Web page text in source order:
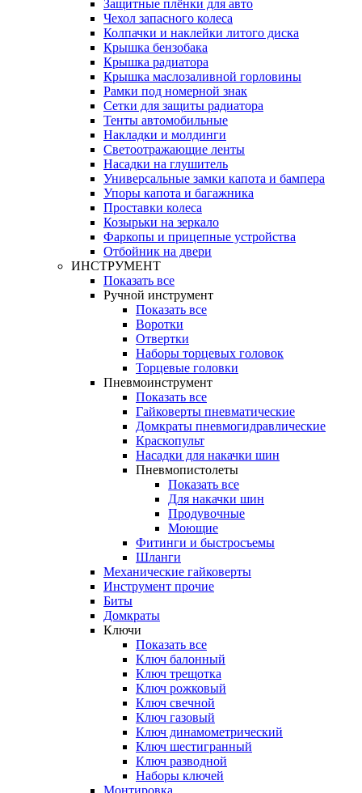
Защитные плёнки для авто
Чехол запасного колеса
Колпачки и наклейки литого диска
Крышка бензобака
Крышка радиатора
Крышка маслозаливной горловины
Рамки под номерной знак
Сетки для защиты радиатора
Тенты автомобильные
Накладки и молдинги
Светоотражающие ленты
Насадки на глушитель
Универсальные замки капота и бампера
Упоры капота и багажника
Проставки колеса
Козырьки на зеркало
Фаркопы и прицепные устройства
Отбойник на двери
ИНСТРУМЕНТ
Показать все
Ручной инструмент
Показать все
Воротки
Отвертки
Наборы торцевых головок
Торцевые головки
Пневмоинструмент
Показать все
Гайковерты пневматические
Домкраты пневмогидравлические
Краскопульт
Насадки для накачки шин
Пневмопистолеты
Показать все
Для накачки шин
Продувочные
Моющие
Фитинги и быстросъемы
Шланги
Механические гайковерты
Инструмент прочиe
Биты
Домкраты
Ключи
Показать все
Ключ балонный
Ключ трещотка
Ключ рожковый
Ключ свечной
Ключ газовый
Ключ динамометрический
Ключ шестигранный
Ключ разводной
Наборы ключей